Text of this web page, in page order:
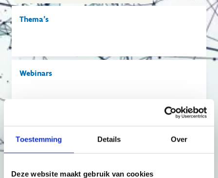
Toestemming Details Over
Deze website maakt gebruik van cookies
Thema's
Webinars
Podcasts